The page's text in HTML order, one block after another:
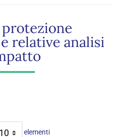
relative analisi
elementi